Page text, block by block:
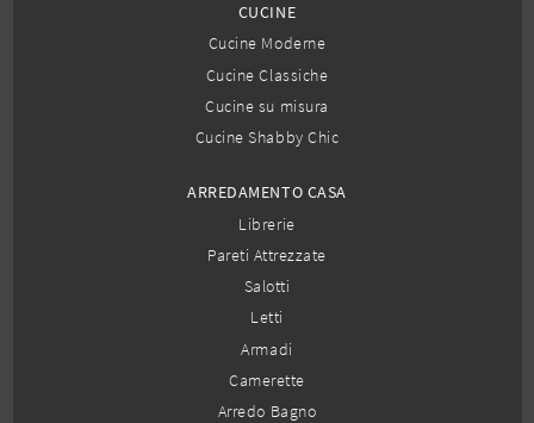
CUCINE
Cucine Moderne
Cucine Classiche
Cucine su misura
Cucine Shabby Chic
ARREDAMENTO CASA
Librerie
Pareti Attrezzate
Salotti
Letti
Armadi
Camerette
Arredo Bagno